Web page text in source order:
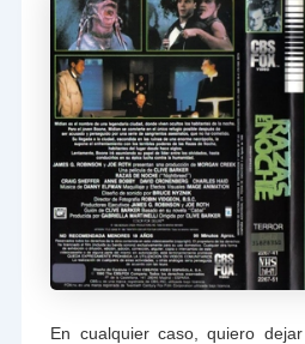
En cualquier caso, quiero